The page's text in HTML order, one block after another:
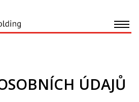
činnost ÚDAJŮ